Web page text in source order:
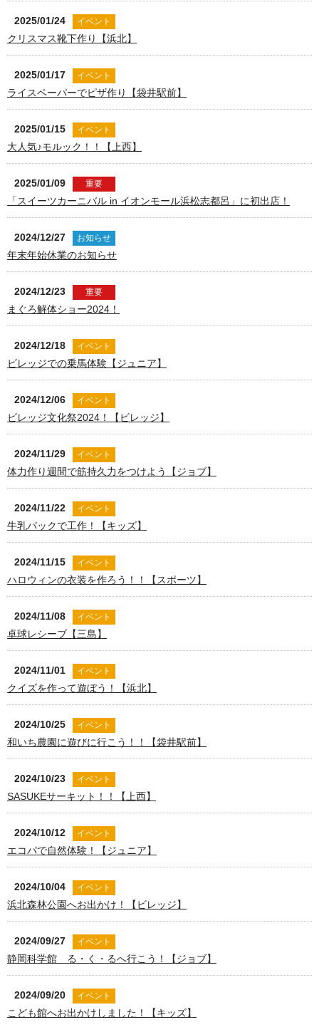
2025/01/24 イベント
クリスマス靴下作り【浜北】
2025/01/17 イベント
ライスペーパーでピザ作り【袋井駅前】
2025/01/15 イベント
大人気♪モルック！！【上西】
2025/01/09 重要
「スイーツカーニバル in イオンモール浜松志都呂」に初出店！
2024/12/27 お知らせ
年末年始休業のお知らせ
2024/12/23 重要
まぐろ解体ショー2024！
2024/12/18 イベント
ビレッジでの乗馬体験【ジュニア】
2024/12/06 イベント
ビレッジ文化祭2024！【ビレッジ】
2024/11/29 イベント
体力作り週間で筋持久力をつけよう【ジョブ】
2024/11/22 イベント
牛乳パックで工作！【キッズ】
2024/11/15 イベント
ハロウィンの衣装を作ろう！！【スポーツ】
2024/11/08 イベント
卓球レシーブ【三島】
2024/11/01 イベント
クイズを作って遊ぼう！【浜北】
2024/10/25 イベント
和いち農園に遊びに行こう！！【袋井駅前】
2024/10/23 イベント
SASUKEサーキット！！【上西】
2024/10/12 イベント
エコパで自然体験！【ジュニア】
2024/10/04 イベント
浜北森林公園へお出かけ！【ビレッジ】
2024/09/27 イベント
静岡科学館 る・く・るへ行こう！【ジョブ】
2024/09/20 イベント
こども館へお出かけしました！【キッズ】